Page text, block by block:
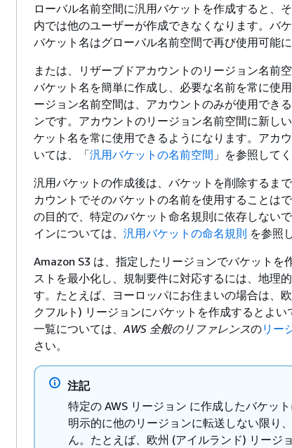
ローバル名前空間に汎用バケットを作成すると、
内では他のユーザーが作成できなくなります。バ
バケット名はグローバル名前空間で再び使用可能
または、リザーブドアカウントのリージョン名前
バケット名を簡単に作成し、必要な名前を常に使
ージョン名前空間は、アカウントのみが使用でき
ンです。アカウントのリージョン名前空間に新し
ケット名を常に使用できるようになります。アカ
いては、「汎用バケットの名前空間 」を参照してく
汎用バケットの作成後は、バケットを削除するま
カウントでそのバケットの名前を使用することは
の目的で、特定のバケット命名規則に依存しない
インについては、 汎用バケットの命名規則 を参照
Amazon S3 は、指定したリージョンでバケットを
ストを最小化し、規制要件に対応するには、地理
す。たとえば、ヨーロッパにお住まいの場合は、
クフルト) リージョンにバケットを作成するとよ
一覧については、 AWS 全般のリファレンスのリー
さい。
注記
特定の AWS リージョン に作成したバケッ
明示的に他のリージョンに転送しない限り
ん。たとえば、欧州 (アイルランド) リージ